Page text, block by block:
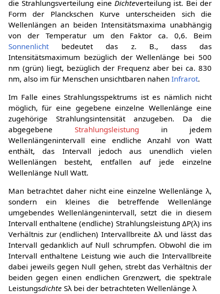
die Strahlungsverteilung eine Dichteverteilung ist. Bei der
Form der Planckschen Kurve unterscheiden sich die
Wellenlängen an beiden Intensitätsmaxima unabhängig
von der Temperatur um den Faktor ca.0,6. Beim
Sonnenlichtbedeutet das z. B., dass das
Intensitätsmaximum bezüglich der Wellenlänge bei 500
nm (grün) liegt, bezüglich der Frequenz aber bei ca. 830
nm, also im für Menschen unsichtbaren nahen Infrarot.
Im Falle eines Strahlungsspektrums ist es nämlich nicht
möglich, für eine gegebene einzelne Wellenlänge eine
zugehörige Strahlungsintensität anzugeben. Da die
abgegebene Strahlungsleistung in jedem
Wellenlängenintervall eine endliche Anzahl von Watt
enthält, das Intervall jedoch aus unendlich vielen
Wellenlängen besteht, entfallen auf jede einzelne
Wellenlänge Null Watt.
Man betrachtet daher nicht eine einzelne Wellenlängeλ,
sondern ein kleines die betreffende Wellenlänge
umgebendes Wellenlängenintervall, setzt die in diesem
Intervall enthaltene (endliche) Strahlungsleistung ΔP(λ) ins
Verhältnis zur (endlichen) Intervallbreite Δλund lässt das
Intervall gedanklich auf Null schrumpfen. Obwohl die im
Intervall enthaltene Leistung wie auch die Intervallbreite
dabei jeweils gegen Null gehen, strebt das Verhältnis der
beiden gegen einen endlichen Grenzwert, die spektrale
Leistungsdichte Sλbei der betrachteten Wellenlänge λ